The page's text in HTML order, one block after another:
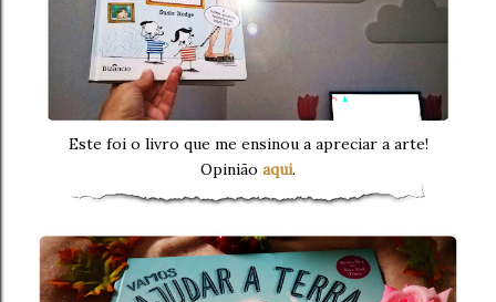
Este foi o livro que me ensinou a apreciar a arte!
Opinião aqui.